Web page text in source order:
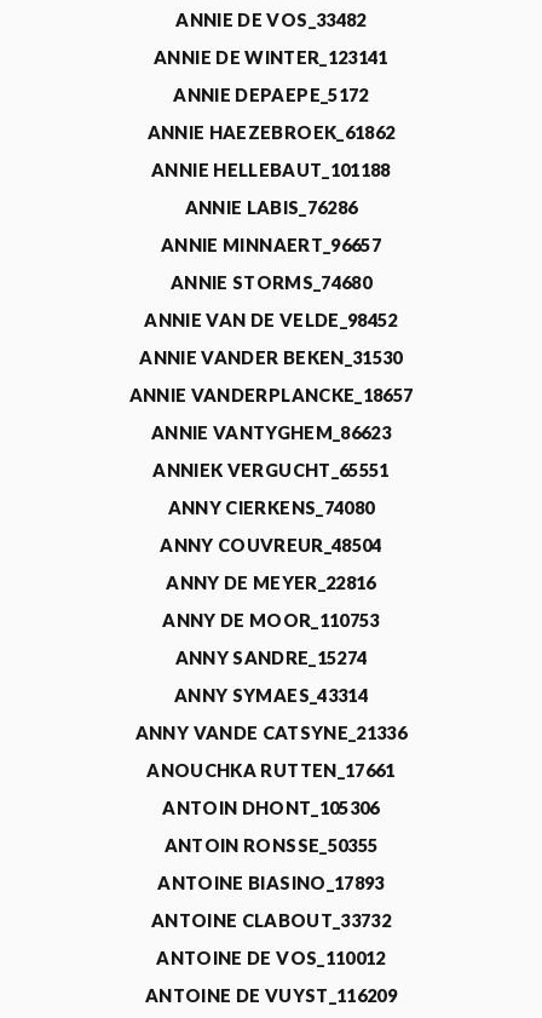
ANNIE DE VOS_33482
ANNIE DE WINTER_123141
ANNIE DEPAEPE_5172
ANNIE HAEZEBROEK_61862
ANNIE HELLEBAUT_101188
ANNIE LABIS_76286
ANNIE MINNAERT_96657
ANNIE STORMS_74680
ANNIE VAN DE VELDE_98452
ANNIE VANDER BEKEN_31530
ANNIE VANDERPLANCKE_18657
ANNIE VANTYGHEM_86623
ANNIEK VERGUCHT_65551
ANNY CIERKENS_74080
ANNY COUVREUR_48504
ANNY DE MEYER_22816
ANNY DE MOOR_110753
ANNY SANDRE_15274
ANNY SYMAES_43314
ANNY VANDE CATSYNE_21336
ANOUCHKA RUTTEN_17661
ANTOIN DHONT_105306
ANTOIN RONSSE_50355
ANTOINE BIASINO_17893
ANTOINE CLABOUT_33732
ANTOINE DE VOS_110012
ANTOINE DE VUYST_116209